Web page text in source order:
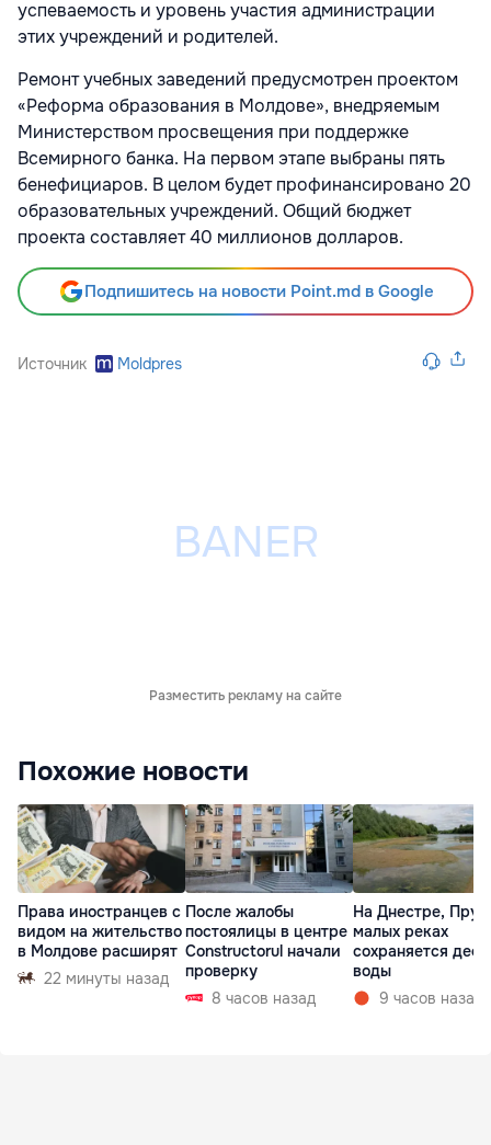
успеваемость и уровень участия администрации
этих учреждений и родителей.
Ремонт учебных заведений предусмотрен проектом
«Реформа образования в Молдове», внедряемым
Министерством просвещения при поддержке
Всемирного банка. На первом этапе выбраны пять
бенефициаров. В целом будет профинансировано 20
образовательных учреждений. Общий бюджет
проекта составляет 40 миллионов долларов.
Подпишитесь на новости Point.md в Google
Источник Moldpres
Разместить рекламу на сайте
Похожие новости
Права иностранцев с
видом на жительство
в Молдове расширят
22 минуты назад
После жалобы
постоялицы в центре
Constructorul начали
проверку
8 часов назад
На Днестре,
малых реках
сохраняется
воды
9 часов назад